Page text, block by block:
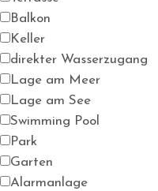
Balkon
Keller
direkter Wasserzugang
Lage am Meer
Lage am See
Swimming Pool
Park
Garten
Alarmanlage